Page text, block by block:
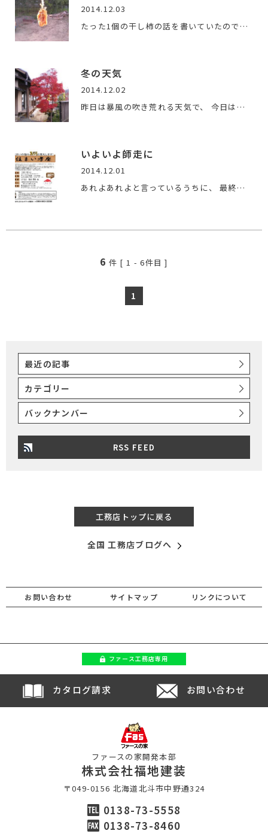
2014.12.03
たった1個の干し柿の話を書いていたのですが、 ついに終焉を迎…
冬の天気
2014.12.02
昨日は暴風の吹き荒れる天気で、 今日は一気に冬の天気になりま…
いよいよ師走に
2014.12.01
あれよあれよと言っているうちに、 最終月となりました。 毎年…
6 件 [1 -6件目 ]
1
最近の記事
カテゴリー
バックナンバー
RSS FEED
工務店トップに戻る
全国 工務店ブログへ
お問い合わせ サイトマップ リンクについて
ファース工務店専用
カタログ請求 お問い合わせ
ファースの家開発本部
株式会社福地建装
〒049-0156 北海道北斗市中野通324
0138-73-5558
0138-73-8460